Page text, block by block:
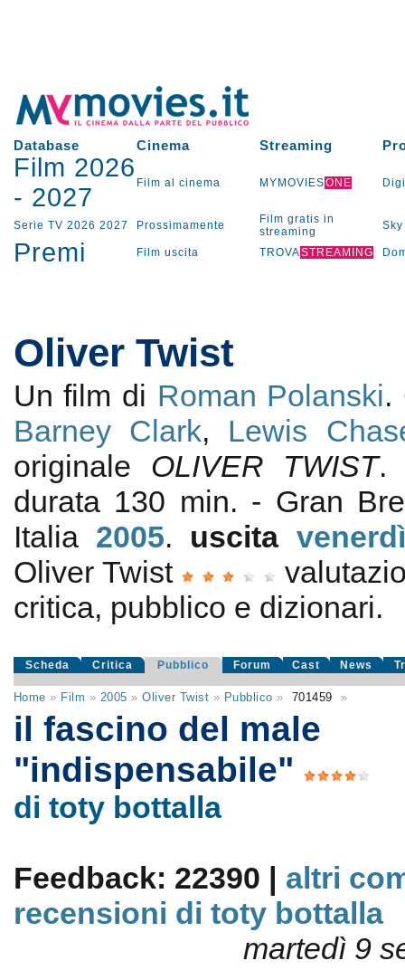
Database Cinema Streaming
Film 2026
- 2027 Film al cinema MYMOVIESONE
Serie TV 2026 2027 Prossimamente
Film gratis in
streaming
Sky
Premi Film uscita TROVASTREAMING
Oliver Twist
Un film di Roman Polanski.
Barney Clark, Lewis
originale OLIVER TWIST
durata 130 min. - Gran
Italia 2005. uscita
Oliver Twist
critica, pubblico e dizionari.
Scheda Critica Pubblico Forum Cast News
Home » Film » 2005 »Oliver Twist » Pubblico » 701459 »
il fascino del male
"indispensabile"
di toty bottalla
Feedback: 22390 | altri
recensioni di toty bottalla
martedì 9